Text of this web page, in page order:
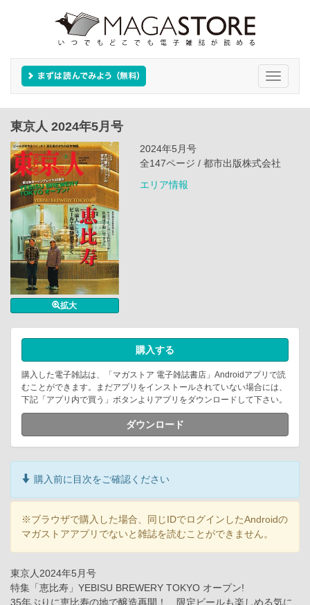
Toggle
東京人 2024年5月号
拡大
2024年5月号
全147ページ / 都市出版株式会社
エリア情報
購入する
購入した電子雑誌は、「マガストア 電子雑誌書店」Androidアプリで読
むことができます。まだアプリをインストールされていない場合には、
下記「アプリ内で買う」ボタンよりアプリをダウンロードして下さい。
ダウンロード
購入前に目次をご確認ください
※ブラウザで購入した場合、同じIDでログインしたAndroidの
マガストアアプリでないと雑誌を読むことができません。
東京人2024年5月号
特集「恵比寿」YEBISU BREWERY TOKYO オープン!
35年ぶりに恵比寿の地で醸造再開！ 限定ビールも楽しめる気に